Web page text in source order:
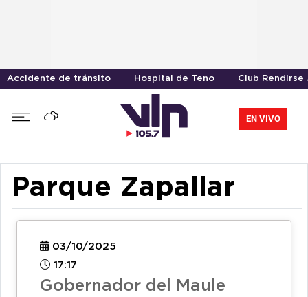
Accidente de tránsito Hospital de Teno Club Rendirse
EN VIVO
Parque Zapallar
03/10/2025
17:17
Gobernador del Maule